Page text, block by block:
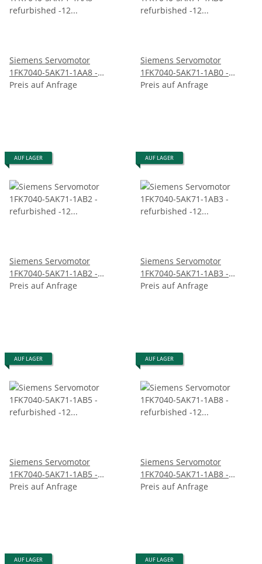
Siemens Servomotor
1FK7040-5AK71-1AA8 -
refurbished -12 Monate
Preis auf Anfrage
Siemens Servomotor
1FK7040-5AK71-1AB0 -
refurbished -12 Monate
Preis auf Anfrage
AUF LAGER
Siemens Servomotor
1FK7040-5AK71-1AB2 -
refurbished -12 Monate
Preis auf Anfrage
AUF LAGER
Siemens Servomotor
1FK7040-5AK71-1AB3 -
refurbished -12 Monate
Preis auf Anfrage
AUF LAGER
Siemens Servomotor
1FK7040-5AK71-1AB5 -
refurbished -12 Monate
Preis auf Anfrage
AUF LAGER
Siemens Servomotor
1FK7040-5AK71-1AB8 -
refurbished -12 Monate
Preis auf Anfrage
AUF LAGER AUF LAGER